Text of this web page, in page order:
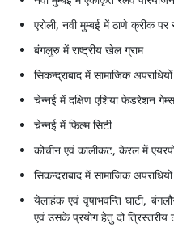
» तकनीकी सहायता
» अक्सर पूछे जाने
एरोली, नवी मुम्‍बई में ठाणे क्रीक
बंगलुरु में राष्‍ट्रीय खेल ग्राम
सिकन्‍द्राबाद में सामाजिक
चेन्‍नई में दक्षिण एशिया फेडरेशन
चेन्‍नई में फिल्‍म सिटी
कोचीन एवं कालीकट, केरल में
सिकन्‍दराबाद में सामाजिक
येलाहंक एवं वृषाभवन्‍ति घाटी,
एवं उसके प्रयोग हेतु दो त्रिस्‍तरीय